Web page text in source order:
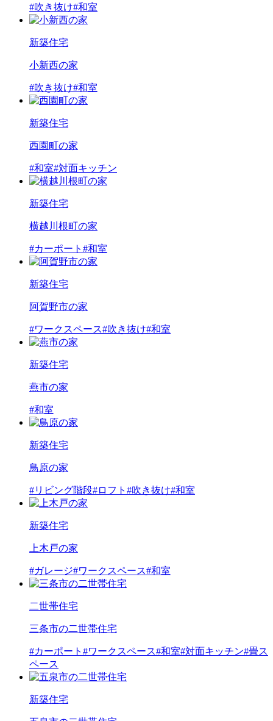
#吹き抜け#和室
新築住宅
小新西の家
#吹き抜け#和室
新築住宅
西園町の家
#和室#対面キッチン
新築住宅
横越川根町の家
#カーポート #和室
新築住宅
阿賀野市の家
#ワークスペース#吹き抜け#和室
新築住宅
燕市の家
#和室
新築住宅
鳥原の家
#リビング階段#ロフト #吹き抜け#和室
新築住宅
上木戸の家
#ガレージ#ワークスペース#和室
二世帯住宅
三条市の二世帯住宅
#カーポート #ワークスペース#和室#対面キッチン#畳ス
ペース
新築住宅